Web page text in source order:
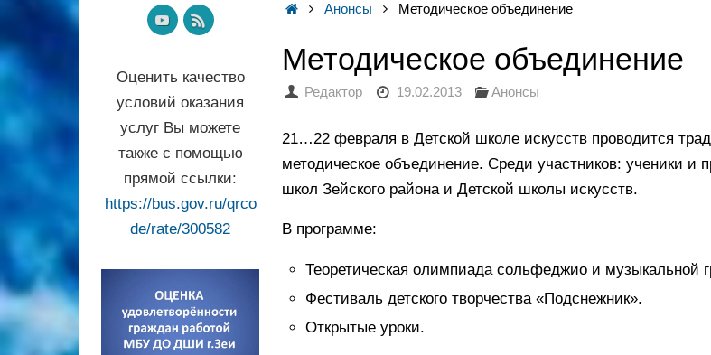
Анонсы Методическое объединение
Методическое объединение
Редактор 19.02.2013 Анонсы
21…22 февраля в Детской школе искусств проводится
методическое объединение. Среди участников: ученики и
школ Зейского района и Детской школы искусств.
В программе:
Теоретическая олимпиада сольфеджио и музыкальной
Фестиваль детского творчества «Подснежник».
Открытые уроки.
Оценить качество
условий оказания
услуг Вы можете
также с помощью
прямой ссылки:
https://bus.gov.ru/qrco
de/rate/300582